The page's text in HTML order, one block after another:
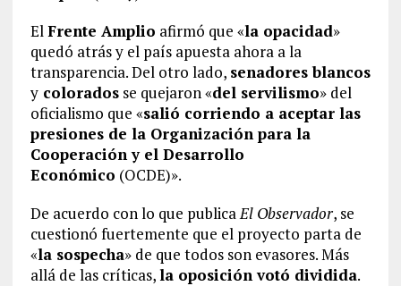
ElFrente Amplio afirmó que «la opacidad»
quedó atrás y el país apuesta ahora a la
transparencia. Del otro lado, senadores blancos
ycoloradosse quejaron «del servilismo» del
oficialismo que «salió corriendo a aceptar las
presiones de la Organización para la
Cooperación y el Desarrollo
Económico (OCDE)».
De acuerdo con lo que publicaEl Observador, se
cuestionó fuertemente que el proyecto parta de
«la sospecha» de que todos son evasores. Más
allá de las críticas,la oposición votó dividida.